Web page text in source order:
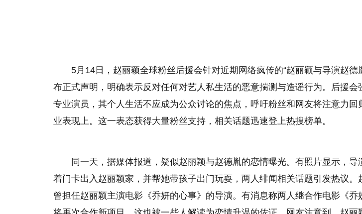
5月14日，赵丽颖全球粉丝后援会针对近期网络疯传的“赵丽颖与导演赵德
布正式声明，明确表示反对任何对艺人私生活的恶意揣测与造谣行为。后援会
专业演员，其个人生活不应成为公众讨论的焦点，呼吁粉丝和网友将注意力回
业表现上。这一表态获得大量粉丝支持，相关话题迅速登上热搜榜单。
同一天，据媒体报道，疑似赵丽颖与赵德胤的恋情曝光。有照片显示，导
着门卡出入赵丽颖家，并帮她带孩子出门玩耍，两人绯闻相关话题引发热议。
曾担任赵丽颖主演电影《乔妍的心事》的导演。有消息称两人继合作电影《乔